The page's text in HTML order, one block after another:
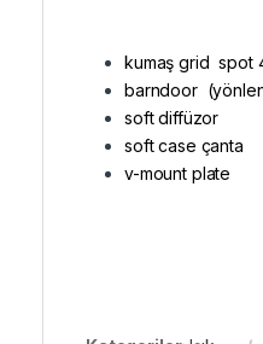
kumaş grid spot
barndoor
soft diffüzor
soft case çanta
v-mount plate